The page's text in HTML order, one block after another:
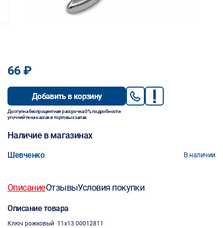
66 ₽
Добавить в корзину
Доступна беспроцентная рассрочка 0%, подробности
уточняйте на кассах в торговых залах.
Наличие в магазинах
Шевченко В наличии
ОписаниеОтзывыУсловия покупки
Описание товара
Ключ рожковый 11х13 00012811